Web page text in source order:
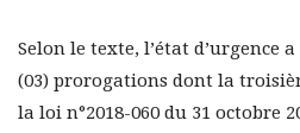
Selon le texte, l’état d’urgence
(03) prorogations dont la
la loi n°2018-060 du 31 octobre